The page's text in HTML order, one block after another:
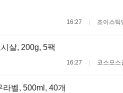
16:27 조이스틱
살, 200g, 5팩
16:27 코스모스
벨, 500ml, 40개